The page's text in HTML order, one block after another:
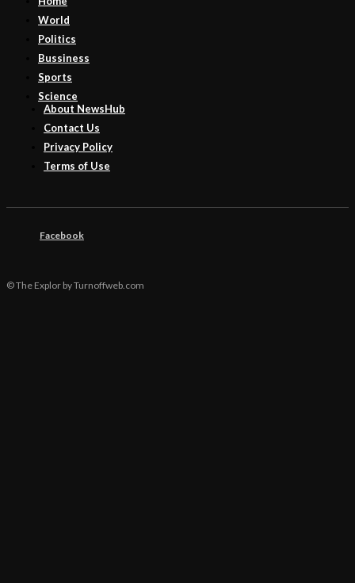
World
Politics
Bussiness
Sports
Science
About NewsHub
Contact Us
Privacy Policy
Terms of Use
Facebook
© The Explor by Turnoffweb.com